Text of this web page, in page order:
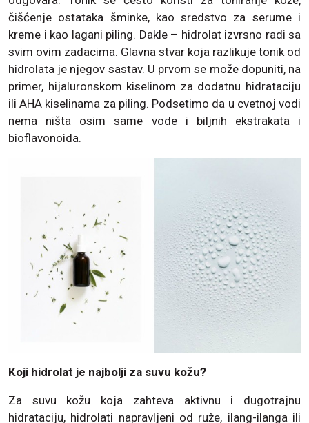
čišćenje ostataka šminke, kao sredstvo za serume i
kreme i kao lagani piling. Dakle – hidrolat izvrsno radi sa
svim ovim zadacima. Glavna stvar koja razlikuje tonik od
hidrolata je njegov sastav. U prvom se može dopuniti, na
primer, hijaluronskom kiselinom za dodatnu hidrataciju
ili AHA kiselinama za piling. Podsetimo da u cvetnoj vodi
nema ništa osim same vode i biljnih ekstrakata i
bioflavonoida.
Koji hidrolat je najbolji za suvu kožu?
Za suvu kožu koja zahteva aktivnu i dugotrajnu
hidrataciju, hidrolati napravljeni od ruže, ilang-ilanga ili